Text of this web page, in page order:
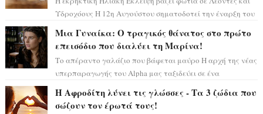
Υδροχόους Η 12η Αυγούστου σηματοδοτεί την έναρξη του
Μια Γυναίκα: Ο τραγικός θάνατος στο πρώτο
επεισόδιο που διαλύει τη Μαρίνα!
Το απέραντο γαλάζιο που βάφεται μαύρο Η αρχή της νέας
υπερπαραγωγής του Alpha μας ταξιδεύει σε ένα
Η Αφροδίτη λύνει τις γλώσσες - Τα 3 ζώδια που
σώζουν τον έρωτά τους!